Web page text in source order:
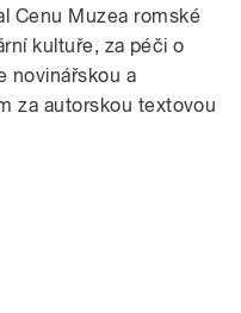
Cenu Muzea romské
kultuře, za péči o
novinářskou a
za autorskou textovou